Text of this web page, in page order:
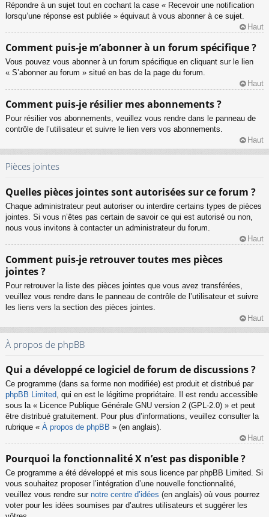
Répondre à un sujet tout en cochant la case « Recevoir une notification
lorsqu’une réponse est publiée » équivaut à vous abonner à ce sujet.
Haut
Comment puis-je m’abonner à un forum spécifique ?
Vous pouvez vous abonner à un forum spécifique en cliquant sur le lien
« S’abonner au forum » situé en bas de la page du forum.
Haut
Comment puis-je résilier mes abonnements ?
Pour résilier vos abonnements, veuillez vous rendre dans le panneau de
contrôle de l’utilisateur et suivre le lien vers vos abonnements.
Haut
Pièces jointes
Quelles pièces jointes sont autorisées sur ce forum ?
Chaque administrateur peut autoriser ou interdire certains types de pièces
jointes. Si vous n’êtes pas certain de savoir ce qui est autorisé ou non,
nous vous invitons à contacter un administrateur du forum.
Haut
Comment puis-je retrouver toutes mes pièces
jointes ?
Pour retrouver la liste des pièces jointes que vous avez transférées,
veuillez vous rendre dans le panneau de contrôle de l’utilisateur et suivre
les liens vers la section des pièces jointes.
Haut
À propos de phpBB
Qui a développé ce logiciel de forum de discussions ?
Ce programme (dans sa forme non modifiée) est produit et distribué par
phpBB Limited, qui en est le légitime propriétaire. Il est rendu accessible
sous la « Licence Publique Générale GNU version 2 (GPL-2.0) » et peut
être distribué gratuitement. Pour plus d’informations, veuillez consulter la
rubrique « À propos de phpBB » (en anglais).
Haut
Pourquoi la fonctionnalité X n’est pas disponible ?
Ce programme a été développé et mis sous licence par phpBB Limited. Si
vous souhaitez proposer l’intégration d’une nouvelle fonctionnalité,
veuillez vous rendre sur notre centre d’idées (en anglais) où vous pourrez
voter pour les idées soumises par d’autres utilisateurs et suggérer les